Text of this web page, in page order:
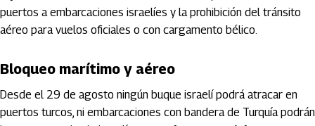
puertos a embarcaciones israelíes y la prohibición del tránsito
aéreo para vuelos oficiales o con cargamento bélico.
Bloqueo marítimo y aéreo
Desde el 29 de agosto ningún buque israelí podrá atracar en
puertos turcos, ni embarcaciones con bandera de Turquía podrán